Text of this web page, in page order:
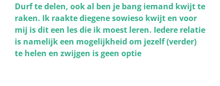
Durf te delen, ook al ben je bang iemand kwijt te
raken. Ik raakte diegene sowieso kwijt en voor
mij is dit een les die ik moest leren. Iedere relatie
is namelijk een mogelijkheid om jezelf (verder)
te helen en zwijgen is geen optie